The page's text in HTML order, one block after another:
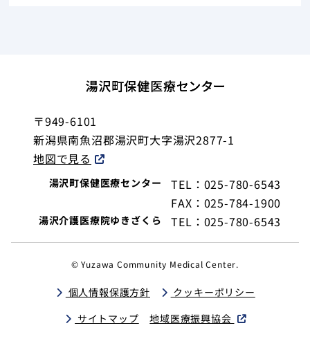
〒949-6101
新潟県南魚沼郡湯沢町大字湯沢2877-1
地図で見る
湯沢町保健医療センター
TEL：025-780-6543
FAX：025-784-1900
湯沢介護医療院ゆきざくら TEL：025-780-6543
© Yuzawa Community Medical Center.
個人情報保護方針
クッキーポリシー
サイトマップ
地域医療振興協会